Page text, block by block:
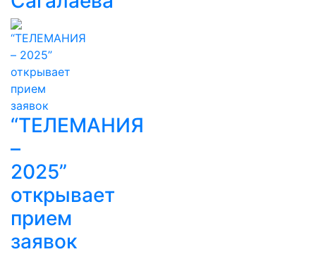
“ТЕЛЕМАНИЯ
–
2025”
открывает
прием
заявок